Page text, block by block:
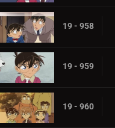
19 - 958
19 - 959
19 - 960